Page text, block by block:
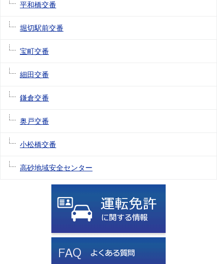
平和橋交番
堀切駅前交番
宝町交番
細田交番
鎌倉交番
奥戸交番
小松橋交番
高砂地域安全センター